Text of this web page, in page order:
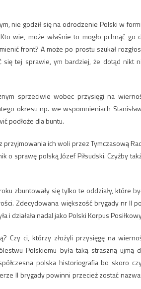
nie godził się na odrodzenie Polski w
wie, może właśnie to mogło pchnąć go
front? A może po prostu szukał
się tej sprawie, ym bardziej, że dotąd nikt
sprzeciwie wobec przysięgi na
okresu np. we wspomnieniach
podłoże dla buntu.
ich woli przez Tymczasową
o sprawę polską Józef Piłsudski. Czyżby
zbuntowały się tylko te oddziały, które
Zdecydowana większość brygady nr II
i działała nadal jako Polski Korpus
Czy ci, którzy złożyli przysięgę na
Polskiemu była taką straszną ujmą
polska historiografia bo skoro
II brygady powinni przecież zostać